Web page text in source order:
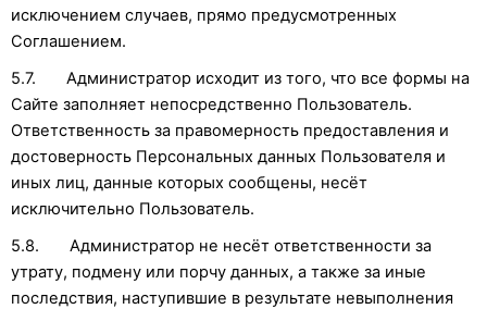
исключением случаев, прямо предусмотренных
Соглашением.
5.7. Администратор исходит из того, что все формы на
Сайте заполняет непосредственно Пользователь.
Ответственность за правомерность предоставления и
достоверность Персональных данных Пользователя и
иных лиц, данные которых сообщены, несёт
исключительно Пользователь.
5.8. Администратор не несёт ответственности за
утрату, подмену или порчу данных, а также за иные
последствия, наступившие в результате невыполнения